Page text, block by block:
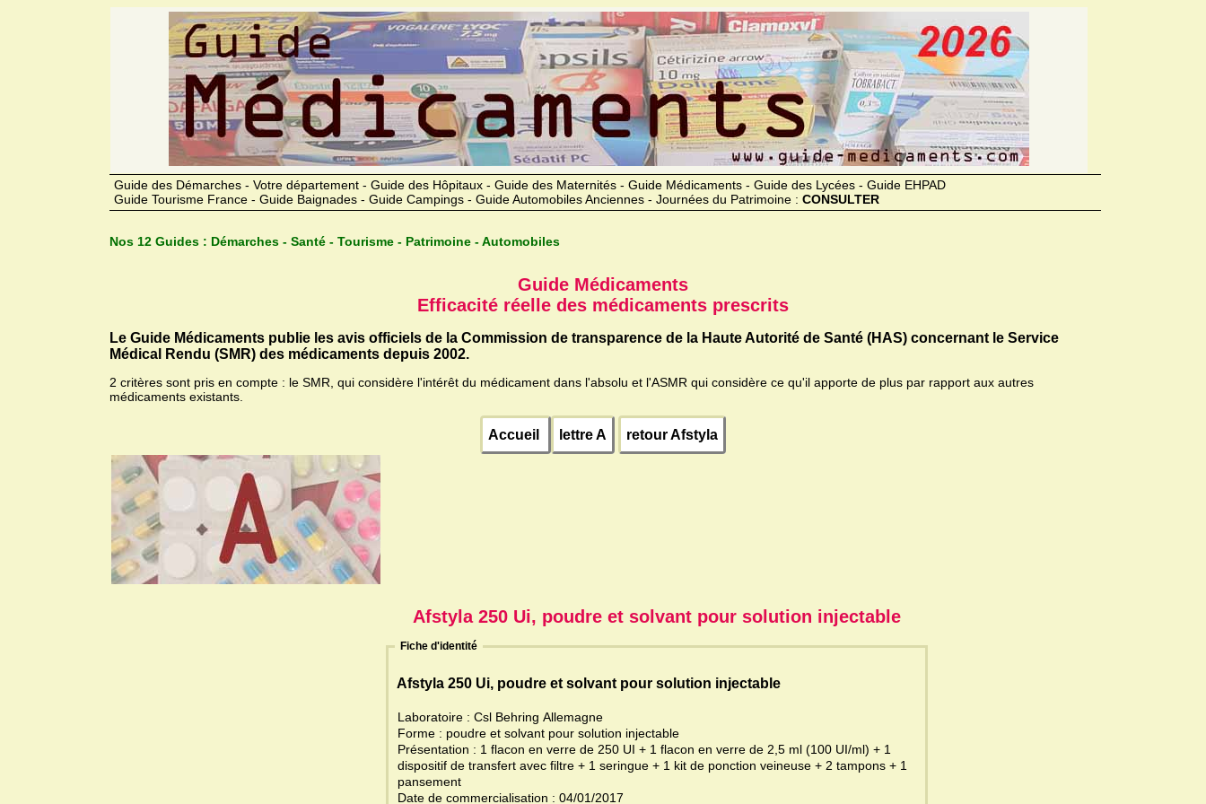
Guide des Démarches - Votre département - Guide des Hôpitaux - Guide des Maternités - Guide Médicaments - Guide des Lycées - Guide EHPAD
Guide Tourisme France - Guide Baignades - Guide Campings - Guide Automobiles Anciennes - Journées du Patrimoine : CONSULTER
Nos 12 Guides : Démarches - Santé - Tourisme - Patrimoine - Automobiles
Guide Médicaments
Efficacité réelle des médicaments prescrits
Le Guide Médicaments publie les avis officiels de la Commission de transparence de la Haute Autorité de Santé (HAS) concernant le Service
Médical Rendu (SMR) des médicaments depuis 2002.
2 critères sont pris en compte : le SMR, qui considère l'intérêt du médicament dans l'absolu et l'ASMR qui considère ce qu'il apporte de plus par rapport aux autres
médicaments existants.
Accueil lettre A retour Afstyla
Afstyla 250 Ui, poudre et solvant pour solution injectable
Fiche d'identité
Afstyla 250 Ui, poudre et solvant pour solution injectable
Laboratoire : Csl Behring Allemagne
Forme : poudre et solvant pour solution injectable
Présentation : 1 flacon en verre de 250 UI + 1 flacon en verre de 2,5 ml (100 UI/ml) + 1
dispositif de transfert avec filtre + 1 seringue + 1 kit de ponction veineuse + 2 tampons + 1
pansement
Date de commercialisation : 04/01/2017